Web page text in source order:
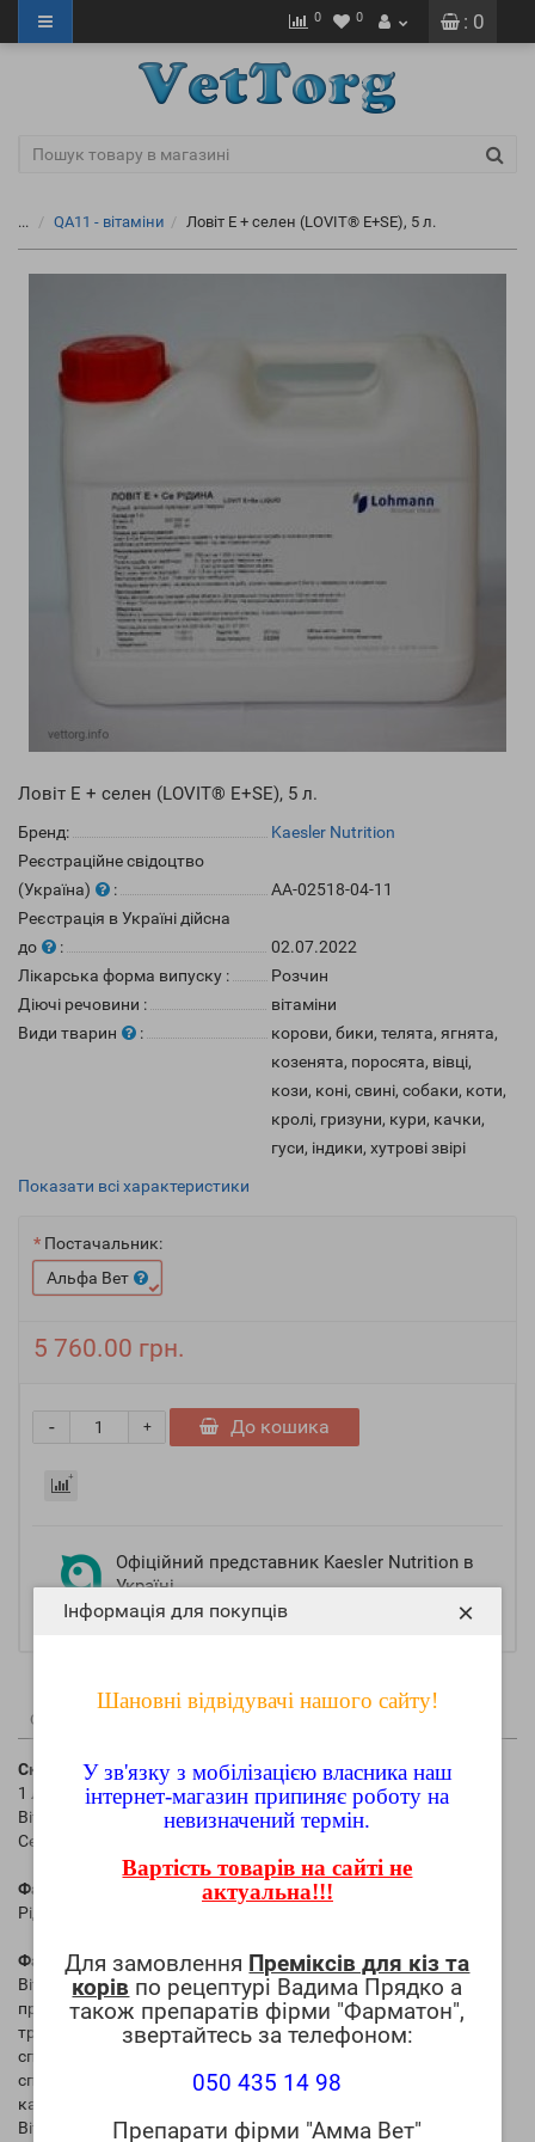
Інформація для покупців
Шановні відвідувачі нашого сайту!
У зв'язку з мобілізацією власника наш
інтернет-магазин припиняє роботу на
невизначений термін.
Вартість товарів на сайті не
актуальна!!!
Для замовлення Преміксів для кіз та
корів по рецептурі Вадима Прядко а
також препаратів фірми "Фарматон",
звертайтесь за телефоном:
050 435 14 98
Препарати фірми "Амма Вет"
×
: 0
0 0
... QA11 - вітаміни Ловіт Е + селен (LOVIT® E+SE), 5 л.
Ловіт Е + селен (LOVIT® E+SE), 5 л.
Бренд:
Kaesler Nutrition
Реєстраційне свідоцтво
(Україна)
:
АА-02518-04-11
Реєстрація в Україні дійсна
до
:
02.07.2022
Лікарська форма випуску :
Розчин
Діючі речовини :
вітаміни
Види тварин
:
корови, бики, телята, ягнята,
козенята, поросята, вівці,
кози, коні, свині, собаки, коти,
кролі, гризуни, кури, качки,
гуси, індики, хутрові звірі
Показати всі характеристики
Постачальник:
Альфа Вет
5 760.00 грн.
+
- До кошика
Офіційний представник Kaesler Nutrition в
Україні
ТОВ Альфа Вет
Опис
Склад:
1 л містить діючі речовини:
Вітамін Е - 200 000 мг;
Селен - 200 мг.
Фармацевтична форма:
Рідина.
Фармакологічні властивості:
Вітамін Е відіграє важливу роль як регулятор окислення у
процесах біосинтезу білка, забезпечує нормальну функцію
травних та репродуктивних органів. У самців він регулює
сперматогенез і зменшує кількість патологічно змінених
сперматозоїдів, запобігає переродженню епітелію сім'яних
канальців.
Вітамін Е тісно пов'язаний із мікроелементом селеном, від